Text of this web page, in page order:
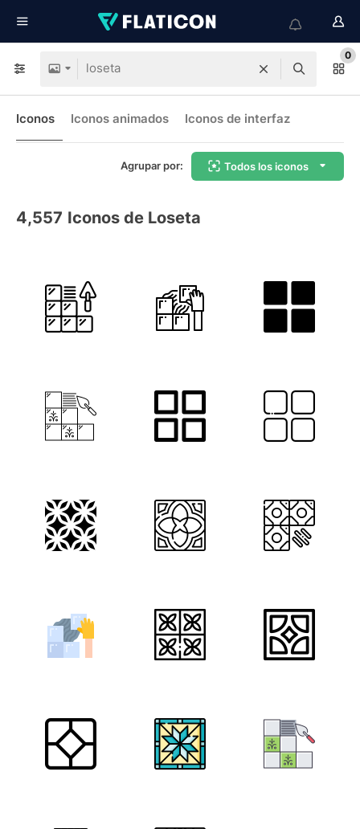
0
Iconos Iconos animados Iconos de interfaz
Agrupar por: Todos los iconos
4,557 Iconos de Loseta